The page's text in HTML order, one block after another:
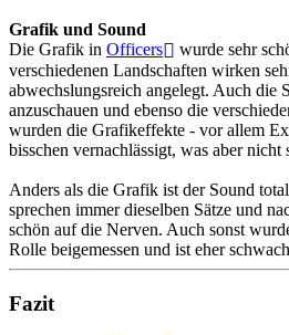
Grafik und Sound
Die Grafik in Officers
wurde sehr
verschiedenen Landschaften wirken
abwechslungsreich angelegt. Auch die
anzuschauen und ebenso die
wurden die Grafikeffekte - vor allem
bisschen vernachlässigt, was aber nicht
Anders als die Grafik ist der Sound
sprechen immer dieselben Sätze und
schön auf die Nerven. Auch sonst
Rolle beigemessen und ist eher
Fazit